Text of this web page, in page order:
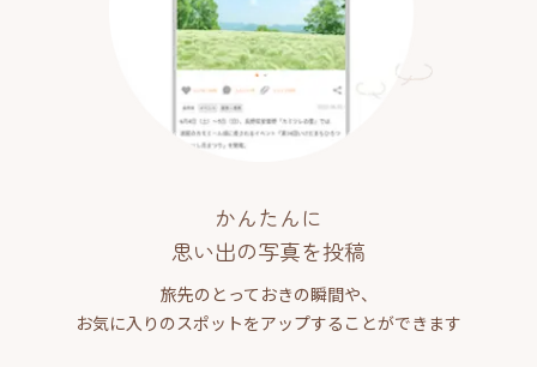
かんたんに
思い出の写真を投稿
旅先のとっておきの瞬間や、
お気に入りのスポットをアップすることができます